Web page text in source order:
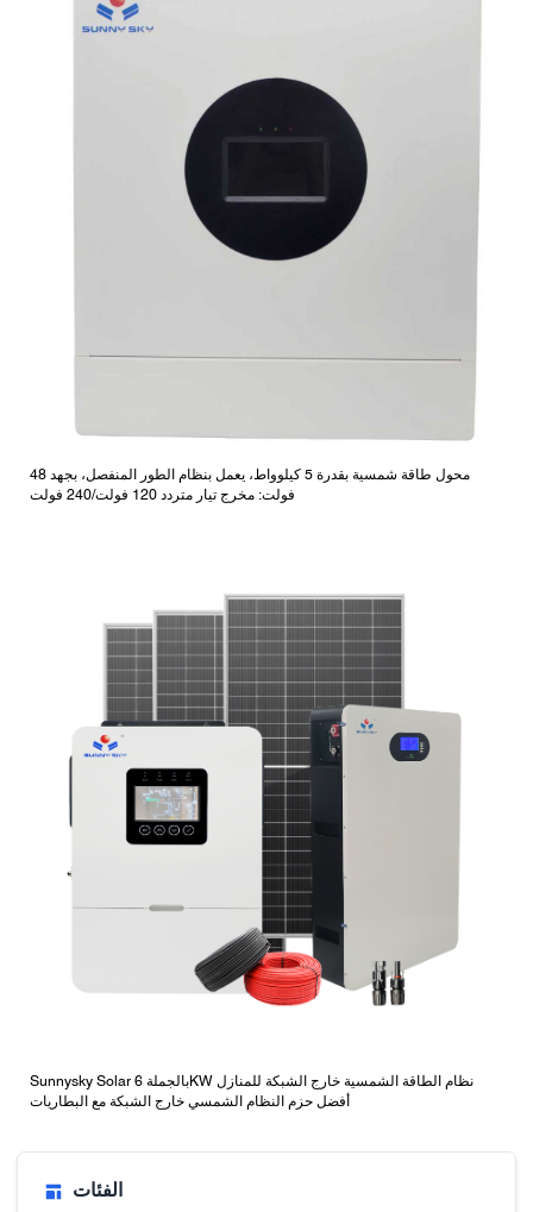
محول طاقة شمسية بقدرة 5 كيلوواط، يعمل بنظام الطور المنفصل، بجهد 48
فولت: مخرج تيار متردد 120 فولت/240 فولت
Sunnysky Solar بالجملة 6KW نظام الطاقة الشمسية خارج الشبكة للمنازل
أفضل حزم النظام الشمسي خارج الشبكة مع البطاريات
الفئات